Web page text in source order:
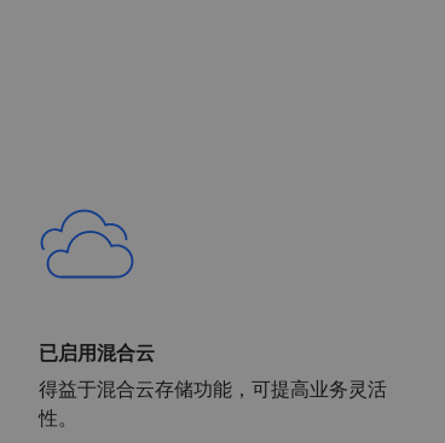
已启用混合云
得益于混合云存储功能，可提高业务灵活
性。